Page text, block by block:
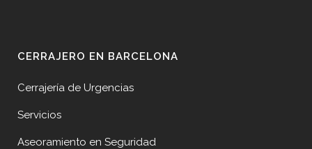
CERRAJERO EN BARCELONA
Cerrajería de Urgencias
Servicios
Aseoramiento en Seguridad